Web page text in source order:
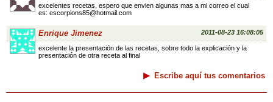
excelentes recetas, espero que envien algunas mas a mi correo el cual
es: escorpions85@hotmail.com
Enrique Jimenez 2011-08-23 16:08:05
excelente la presentación de las recetas, sobre todo la explicación y la
presentación de otra receta al final
Escribe aquí tus comentarios